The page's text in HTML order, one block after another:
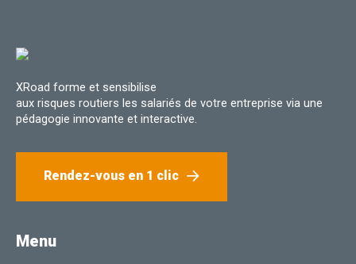
XRoad forme et sensibilise
aux risques routiers les salariés de votre entreprise via une
pédagogie innovante et interactive.
Rendez-vous en 1 clic
Menu